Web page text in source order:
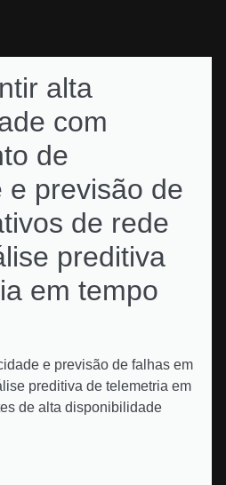
alta
com
de
e previsão de
de rede
preditiva
em tempo
e previsão de falhas em
preditiva de telemetria em
de alta disponibilidade